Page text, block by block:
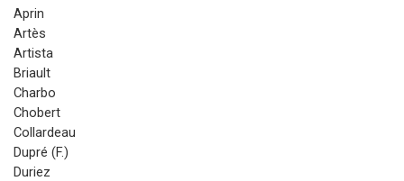
Aprin
Artès
Artista
Briault
Charbo
Chobert
Collardeau
Dupré (F.)
Duriez